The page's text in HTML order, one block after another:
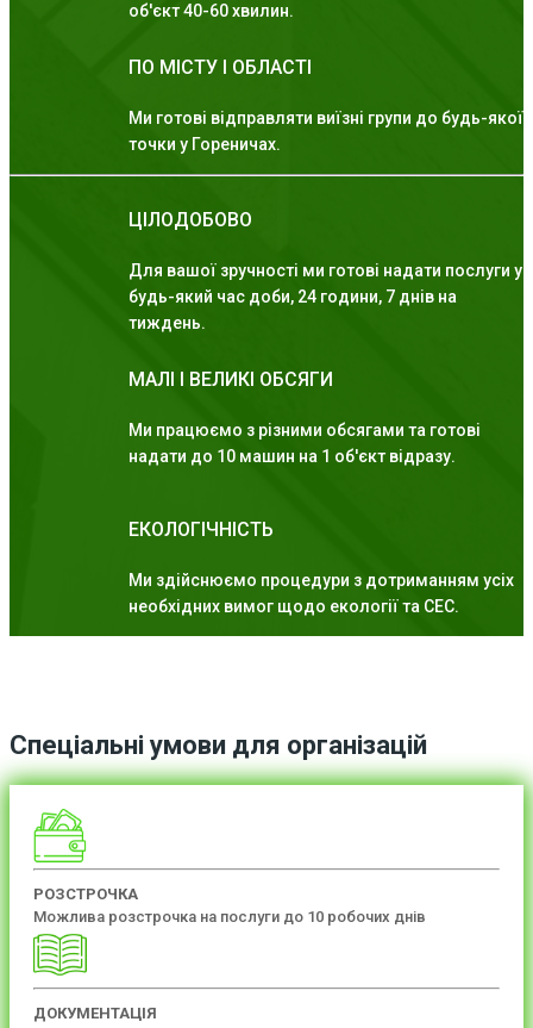
об'єкт 40-60 хвилин.
ПО МІСТУ І ОБЛАСТІ
Ми готові відправляти виїзні групи до будь-якої
точки у Гореничах.
ЦІЛОДОБОВО
Для вашої зручності ми готові надати послуги у
будь-який час доби, 24 години, 7 днів на
тиждень.
МАЛІ І ВЕЛИКІ ОБСЯГИ
Ми працюємо з різними обсягами та готові
надати до 10 машин на 1 об'єкт відразу.
ЕКОЛОГІЧНІСТЬ
Ми здійснюємо процедури з дотриманням усіх
необхідних вимог щодо екології та СЕС.
Спеціальні умови для організацій
РОЗСТРОЧКА
Можлива розстрочка на послуги до 10 робочих днів
ДОКУМЕНТАЦІЯ